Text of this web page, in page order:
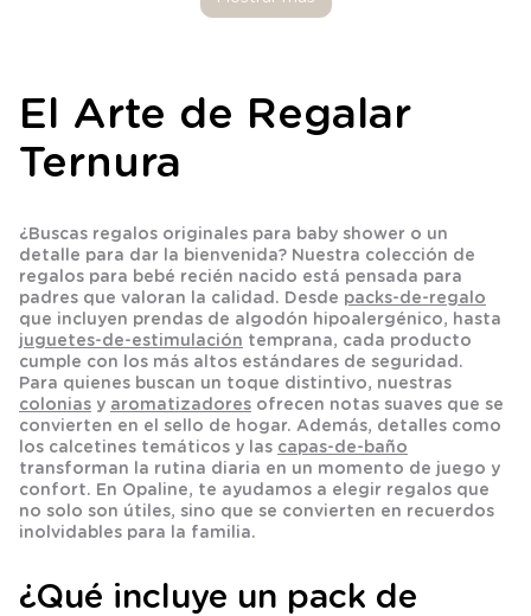
El Arte de Regalar
Ternura
¿Buscas regalos originales para baby shower o un
detalle para dar la bienvenida? Nuestra colección de
regalos para bebé recién nacido está pensada para
padres que valoran la calidad. Desde packs-de-regalo
que incluyen prendas de algodón hipoalergénico, hasta
juguetes-de-estimulación temprana, cada producto
cumple con los más altos estándares de seguridad.
Para quienes buscan un toque distintivo, nuestras
colonias y aromatizadores ofrecen notas suaves que se
convierten en el sello de hogar. Además, detalles como
los calcetines temáticos y las capas-de-baño
transforman la rutina diaria en un momento de juego y
confort. En Opaline, te ayudamos a elegir regalos que
no solo son útiles, sino que se convierten en recuerdos
inolvidables para la familia.
¿Qué incluye un pack de